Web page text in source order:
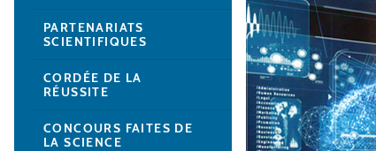
PARTENARIATS
SCIENTIFIQUES
CORDÉE DE LA
RÉUSSITE
CONCOURS FAITES DE
LA SCIENCE